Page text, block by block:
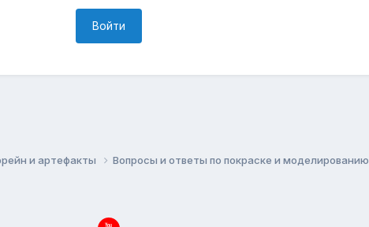
Войти
и артефакты
Вопросы и ответы по покраске и моделированию